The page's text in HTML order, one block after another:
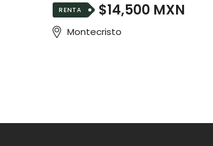
RENTA $14,500 MXN
Montecristo